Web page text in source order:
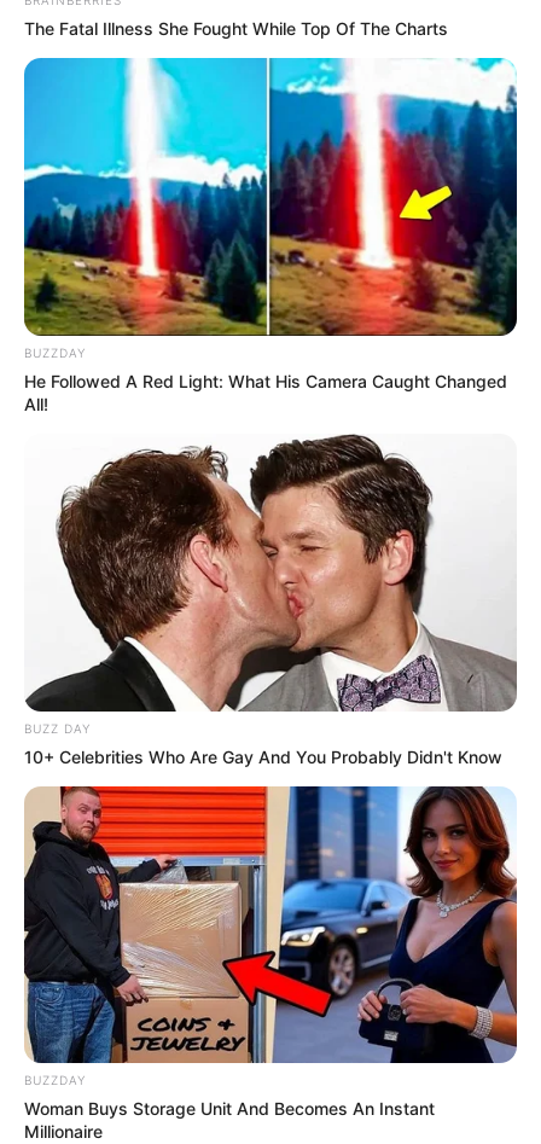
The Fatal Illness She Fought While Top Of The Charts
BUZZDAY
He Followed A Red Light: What His Camera Caught Changed
All!
BUZZ DAY
10+ Celebrities Who Are Gay And You Probably Didn't Know
BUZZDAY
Woman Buys Storage Unit And Becomes An Instant
Millionaire